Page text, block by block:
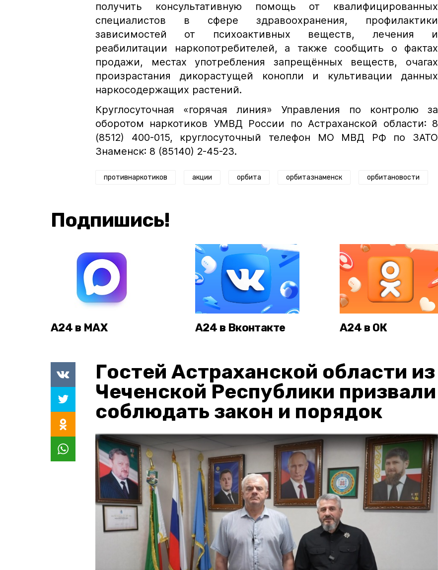
получить консультативную помощь от квалифицированных
специалистов в сфере здравоохранения, профилактики
зависимостей от психоактивных веществ, лечения и
реабилитации наркопотребителей, а также сообщить о фактах
продажи, местах употребления запрещённых веществ, очагах
произрастания дикорастущей конопли и культивации данных
наркосодержащих растений.
Круглосуточная «горячая линия» Управления по контролю за
оборотом наркотиков УМВД России по Астраханской области: 8
(8512) 400-015, круглосуточный телефон МО МВД РФ по ЗАТО
Знаменск: 8 (85140) 2-45-23.
противнаркотиков акции орбита орбитазнаменск орбитановости
Подпишись!
А24 в MAX А24 в Вконтакте А24 в ОК
Гостей Астраханской области из
Чеченской Республики призвали
соблюдать закон и порядок